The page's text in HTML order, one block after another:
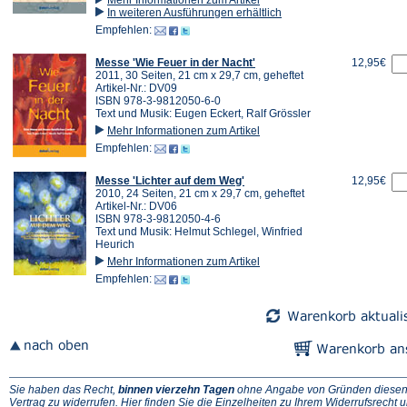
In weiteren Ausführungen erhältlich
Empfehlen:
Messe 'Wie Feuer in der Nacht'
2011, 30 Seiten, 21 cm x 29,7 cm, geheftet
Artikel-Nr.: DV09
ISBN 978-3-9812050-6-0
Text und Musik: Eugen Eckert, Ralf Grössler
Mehr Informationen zum Artikel
Empfehlen:
12,95€
Messe 'Lichter auf dem Weg'
2010, 24 Seiten, 21 cm x 29,7 cm, geheftet
Artikel-Nr.: DV06
ISBN 978-3-9812050-4-6
Text und Musik: Helmut Schlegel, Winfried
Heurich
Mehr Informationen zum Artikel
Empfehlen:
12,95€
Sie haben das Recht, binnen vierzehn Tagen ohne Angabe von Gründen diesen
Vertrag zu widerrufen. Hier finden Sie die Einzelheiten zu Ihrem Widerrufsrecht